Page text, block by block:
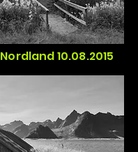
10.08.2015